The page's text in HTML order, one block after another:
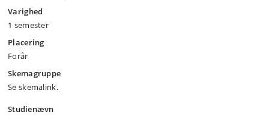
Varighed
1 semester
Placering
Forår
Skemagruppe
Se skemalink.
Studienævn